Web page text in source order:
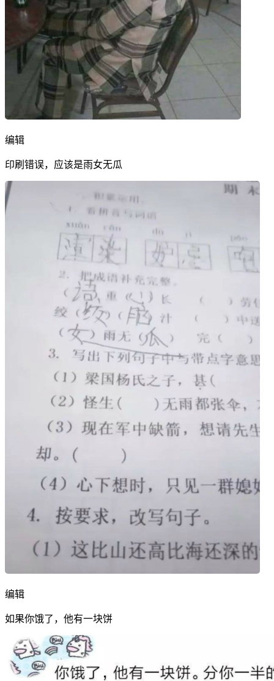
编辑
印刷错误，应该是雨女无瓜
编辑
如果你饿了，他有一块饼